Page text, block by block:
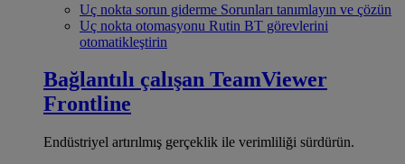
Uç nokta sorun giderme Sorunları tanımlayın ve çözün
Uç nokta otomasyonu Rutin BT görevlerini
otomatikleştirin
Bağlantılı çalışan TeamViewer
Frontline
Endüstriyel artırılmış gerçeklik ile verimliliği sürdürün.